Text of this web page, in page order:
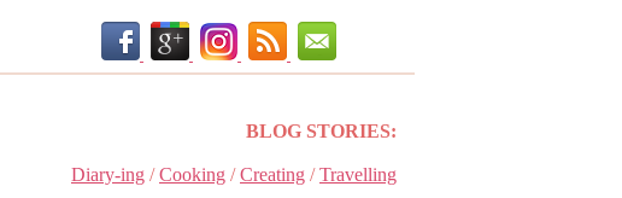
BLOG STORIES:
Diary-ing /Cooking /Creating /Travelling